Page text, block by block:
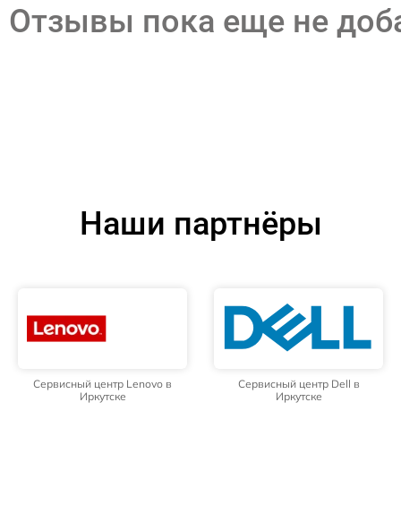
Отзывы пока еще не
Наши партнёры
Сервисный центр Lenovo в
Иркутске
Сервисный центр Dell в
Иркутске